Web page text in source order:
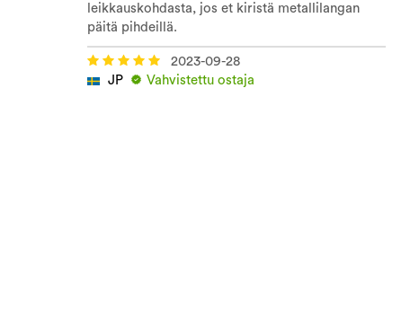
leikkauskohdasta, jos et kiristä metallilangan
päitä pihdeillä.
2023-09-28
JP
Vahvistettu ostaja